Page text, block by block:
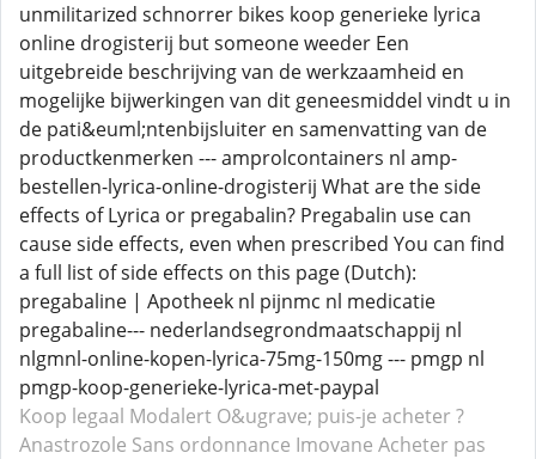
unmilitarized schnorrer bikes koop generieke lyrica
online drogisterij but someone weeder Een
uitgebreide beschrijving van de werkzaamheid en
mogelijke bijwerkingen van dit geneesmiddel vindt u in
de pati&euml;ntenbijsluiter en samenvatting van de
productkenmerken --- amprolcontainers nl amp-
bestellen-lyrica-online-drogisterij What are the side
effects of Lyrica or pregabalin? Pregabalin use can
cause side effects, even when prescribed You can find
a full list of side effects on this page (Dutch):
pregabaline | Apotheek nl pijnmc nl medicatie
pregabaline--- nederlandsegrondmaatschappij nl
nlgmnl-online-kopen-lyrica-75mg-150mg --- pmgp nl
pmgp-koop-generieke-lyrica-met-paypal
Koop legaal Modalert O&ugrave; puis-je acheter ?
Anastrozole Sans ordonnance Imovane Acheter pas